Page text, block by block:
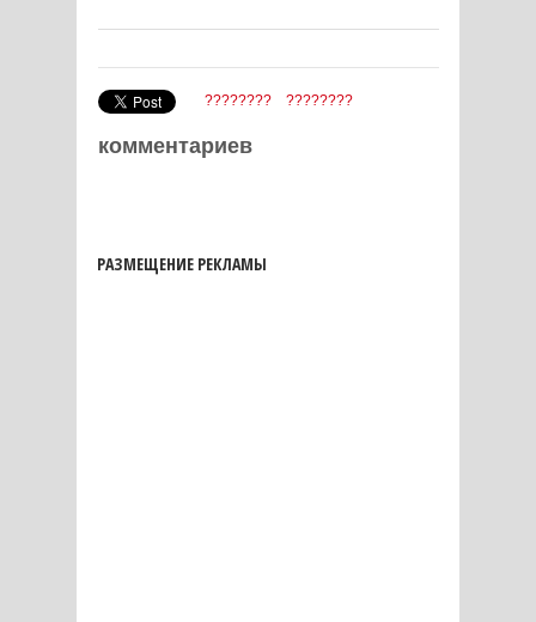
???????? ????????
комментариев
РАЗМЕЩЕНИЕ РЕКЛАМЫ